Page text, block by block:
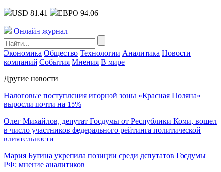
USD 81.41 ЕВРО 94.06
Онлайн журнал
Экономика Общество Технологии Аналитика Новости
компаний События Мнения В мире
Другие новости
Налоговые поступления игорной зоны «Красная Поляна»
выросли почти на 15%
Олег Михайлов, депутат Госдумы от Республики Коми, вошел
в число участников федерального рейтинга политической
влиятельности
Мария Бутина укрепила позиции среди депутатов Госдумы
РФ: мнение аналитиков